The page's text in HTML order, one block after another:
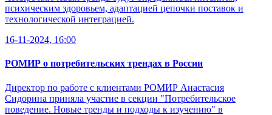
психическим здоровьем, адаптацией цепочки поставок и
технологической интеграцией.
16-11-2024, 16:00
РОМИР о потребительских трендах в России
Директор по работе с клиентами РОМИР Анастасия
Сидорина приняла участие в секции "Потребительское
поведение. Новые тренды и подходы к изучению" в